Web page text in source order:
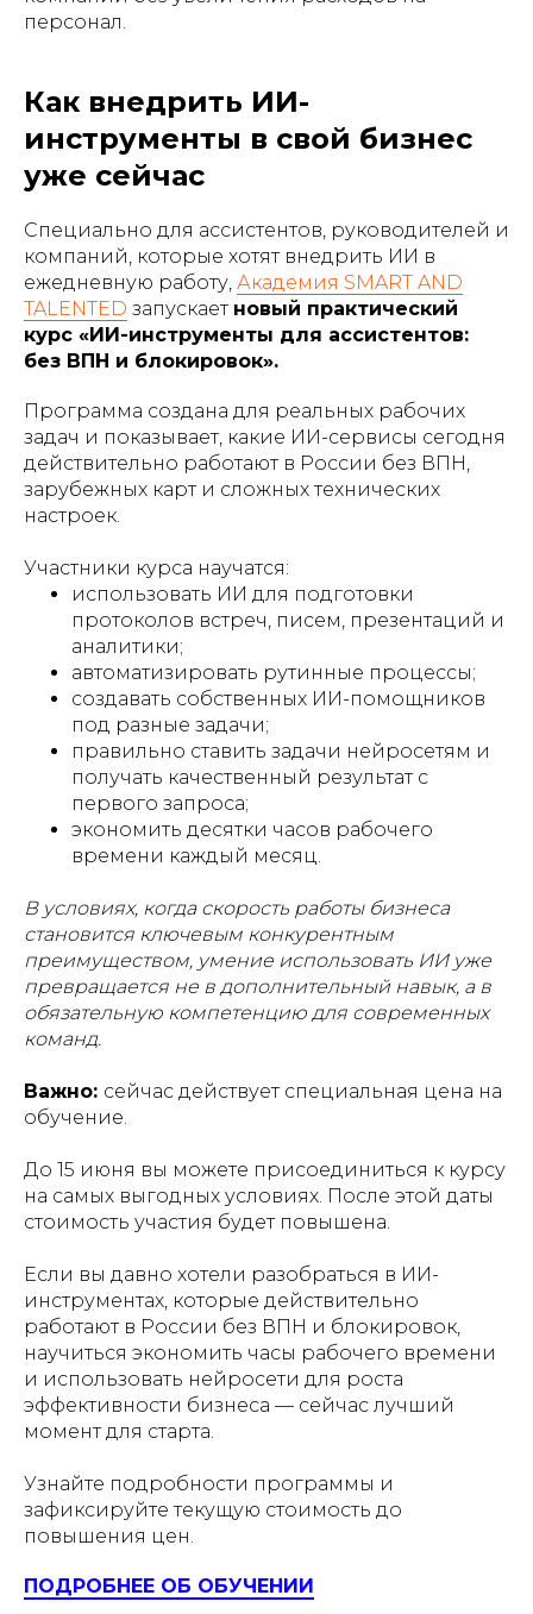
персонал.
Как внедрить ИИ-
инструменты в свой бизнес
уже сейчас
Специально для ассистентов, руководителей и
компаний, которые хотят внедрить ИИ в
ежедневную работу, Академия SMART AND
TALENTED запускает новый практический
курс «ИИ-инструменты для ассистентов:
без ВПН и блокировок».
Программа создана для реальных рабочих
задач и показывает, какие ИИ-сервисы сегодня
действительно работают в России без ВПН,
зарубежных карт и сложных технических
настроек.
Участники курса научатся:
использовать ИИ для подготовки
протоколов встреч, писем, презентаций и
аналитики;
автоматизировать рутинные процессы;
создавать собственных ИИ-помощников
под разные задачи;
правильно ставить задачи нейросетям и
получать качественный результат с
первого запроса;
экономить десятки часов рабочего
времени каждый месяц.
В условиях, когда скорость работы бизнеса
становится ключевым конкурентным
преимуществом, умение использовать ИИ уже
превращается не в дополнительный навык, а в
обязательную компетенцию для современных
команд.
Важно: сейчас действует специальная цена на
обучение.
До 15 июня вы можете присоединиться к курсу
на самых выгодных условиях. После этой даты
стоимость участия будет повышена.
Если вы давно хотели разобраться в ИИ-
инструментах, которые действительно
работают в России без ВПН и блокировок,
научиться экономить часы рабочего времени
и использовать нейросети для роста
эффективности бизнеса — сейчас лучший
момент для старта.
Узнайте подробности программы и
зафиксируйте текущую стоимость до
повышения цен.
ПОДРОБНЕЕ ОБ ОБУЧЕНИИ